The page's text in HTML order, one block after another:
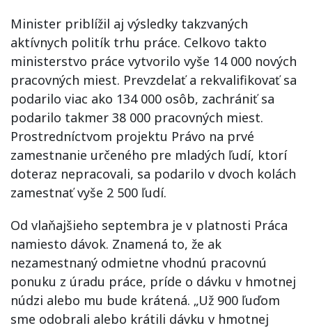
Minister priblížil aj výsledky takzvaných
aktívnych politík trhu práce. Celkovo takto
ministerstvo práce vytvorilo vyše 14 000 nových
pracovných miest. Prevzdelať a rekvalifikovať sa
podarilo viac ako 134 000 osôb, zachrániť sa
podarilo takmer 38 000 pracovných miest.
Prostredníctvom projektu Právo na prvé
zamestnanie určeného pre mladých ľudí, ktorí
doteraz nepracovali, sa podarilo v dvoch kolách
zamestnať vyše 2 500 ľudí.
Od vlaňajšieho septembra je v platnosti Práca
namiesto dávok. Znamená to, že ak
nezamestnaný odmietne vhodnú pracovnú
ponuku z úradu práce, príde o dávku v hmotnej
núdzi alebo mu bude krátená. „Už 900 ľuďom
sme odobrali alebo krátili dávku v hmotnej